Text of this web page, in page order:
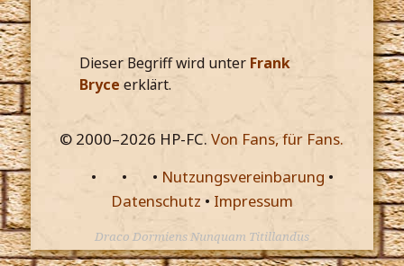
Dieser Begriff wird unter Frank
Bryce erklärt.
© 2000–2026 HP-FC.Von Fans, für Fans.
•
• • Nutzungsvereinbarung •
Datenschutz • Impressum
Draco Dormiens Nunquam Titillandus